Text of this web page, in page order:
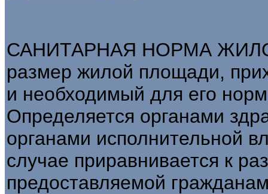
САНИТАРНАЯ НОРМА
размер жилой площади,
и необходимый для его
Определяется органами
органами исполнительной
случае приравнивается к
предоставляемой